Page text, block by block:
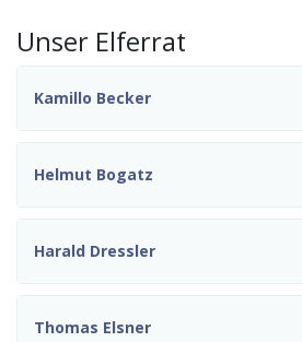
Unser Elferrat
Kamillo Becker
Helmut Bogatz
Harald Dressler
Thomas Elsner